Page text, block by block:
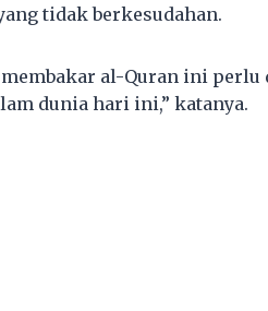
tidak berkesudahan.
membakar al-Quran ini
dunia hari ini,” katanya.